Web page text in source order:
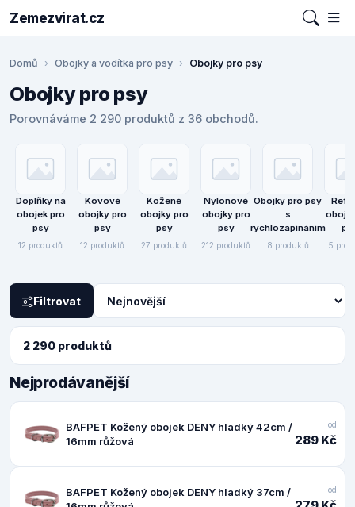
Zemezvirat.cz
Domů Obojky a vodítka pro psy Obojky pro psy
Obojky pro psy
Porovnáváme 2 290 produktů z 36 obchodů.
Doplňky na
obojek pro
psy
12 produktů
Kovové
obojky pro
psy
12 produktů
Kožené
obojky pro
psy
27 produktů
Nylonové
obojky pro
psy
212 produktů
Obojky pro psy
s
rychlozapínáním
8 produktů 5
Filtrovat
2 290 produktů
Nejprodávanější
BAFPET Kožený obojek DENY hladký 42cm /
16mm růžová
od
289 Kč
BAFPET Kožený obojek DENY hladký 37cm /
od